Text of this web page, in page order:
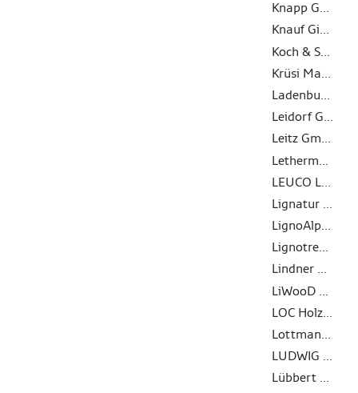
Knapp GmbH
Knauf Gips KG
Koch & Schulte GmbH & Co. KG
Krüsi Maschinenbau AG
Ladenburger GmbH
Leidorf GmbH
Leitz GmbH & Co. KG
Lethermo GmbH
LEUCO Ledermann GmbH & Co. KG
Lignatur AG
LignoAlp DAMIANI-HOLZ&KO AG
Lignotrend Produktions GmbH
Lindner Gipsfaser- und Trockenbauprodukte GmbH
LiWooD Management AG
LOC Holz GmbH
Lottmann Fensterbänke GmbH
LUDWIG SYSTEM GMBH & CO KG
Lübbert Warenhandel GmbH